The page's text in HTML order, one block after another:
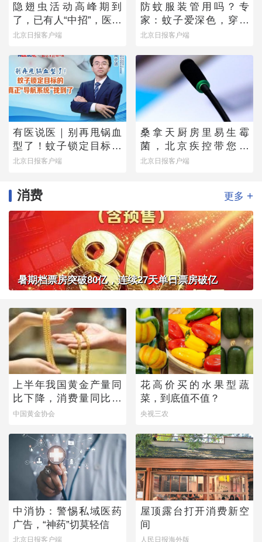
隐翅虫活动高峰期到
了，已有人“中招”，医生
提醒——
北京日报客户端
防蚊服装管用吗？专
家：蚊子爱深色，穿浅
色衣服不易招蚊子
北京日报客户端
有医说医｜别再甩锅血
型了！蚊子锁定目标的
真正“导航系统”找到了
北京日报客户端
桑拿天厨房里易生霉
菌，北京疾控带您排
除“高风险点位”
北京日报客户端
消费 更多 +
暑期档票房突破80亿，连续27天单日票房破亿
上半年我国黄金产量同
比下降，消费量同比微
增
中国黄金协会
花高价买的水果型蔬
菜，到底值不值？
央视三农
中消协：警惕私域医药
广告，“神药”切莫轻信
北京日报客户端
屋顶露台打开消费新空
间
人民日报海外版